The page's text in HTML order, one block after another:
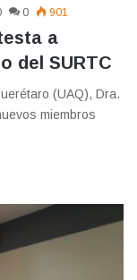
0 901
a
del SURTC
(UAQ), Dra.
miembros